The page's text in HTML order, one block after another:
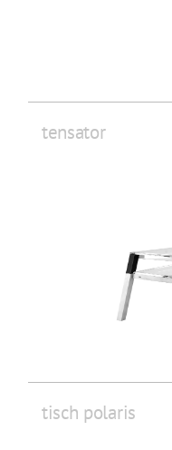
tensator
tisch polaris